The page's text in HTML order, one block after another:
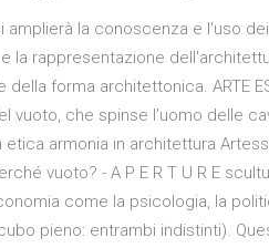
amplierà la conoscenza e l'uso
la rappresentazione
forma architettonica. ARTE
vuoto, che spinse l’uomo delle
armonia in architettura
vuoto? - A P E R T U R E
come la psicologia, la
pieno: entrambi indistinti).